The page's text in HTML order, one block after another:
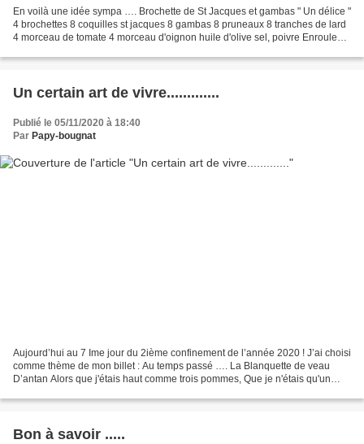
En voilà une idée sympa …. Brochette de St Jacques et gambas " Un délice "
4 brochettes 8 coquilles st jacques 8 gambas 8 pruneaux 8 tranches de lard
4 morceau de tomate 4 morceau d'oignon huile d'olive sel, poivre Enroulez
Un certain art de vivre.............
Publié le 05/11/2020 à 18:40
Par Papy-bougnat
Aujourd’hui au 7 Ime jour du 2ième confinement de l’année 2020 ! J’ai choisi
comme thème de mon billet : Au temps passé …. La Blanquette de veau
D’antan Alors que j'étais haut comme trois pommes, Que je n'étais qu'un
Bon à savoir .....